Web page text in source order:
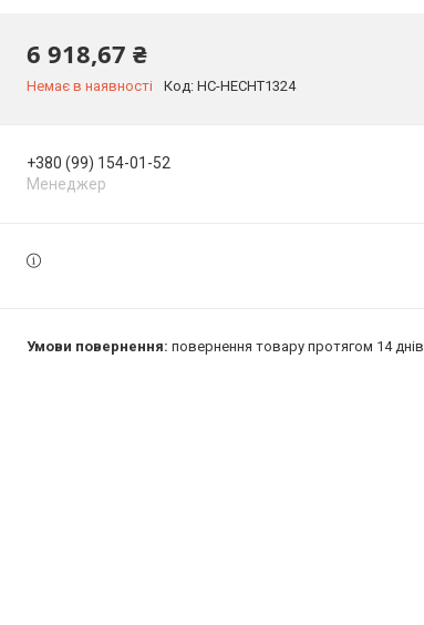
6 918,67 ₴
Немає в наявності Код: HC-HECHT1324
+380 (99) 154-01-52
Менеджер
повернення товару протягом 14 днів